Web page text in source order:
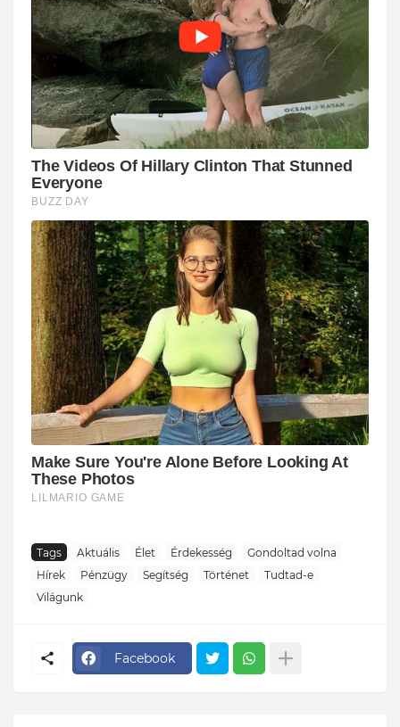
Tags Aktuális Élet Érdekesség
Gondoltad volna
Hírek
Pénzügy Segítség Történet
Tudtad-e
Világunk
Facebook